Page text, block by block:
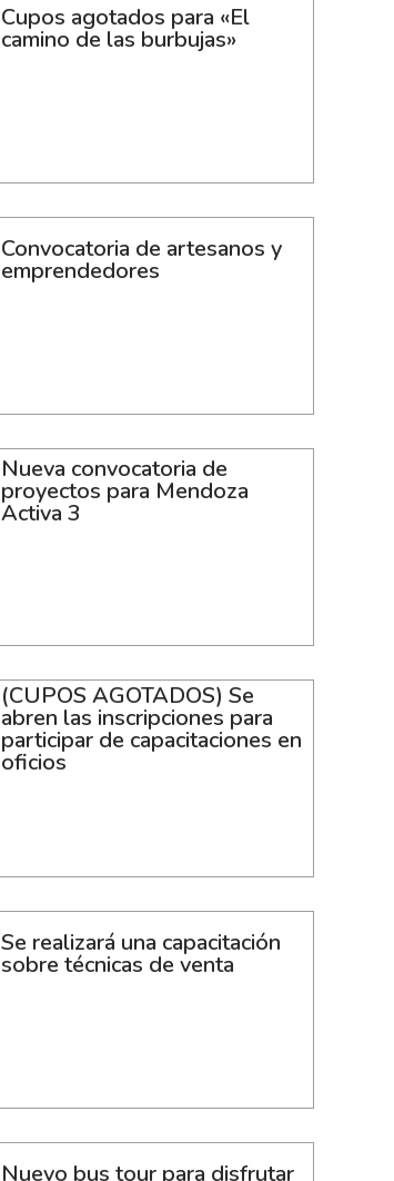
Cupos agotados para «El
camino de las burbujas»
Convocatoria de artesanos y
emprendedores
Nueva convocatoria de
proyectos para Mendoza
Activa 3
(CUPOS AGOTADOS) Se
abren las inscripciones para
participar de capacitaciones en
oficios
Se realizará una capacitación
sobre técnicas de venta
Nuevo bus tour para disfrutar